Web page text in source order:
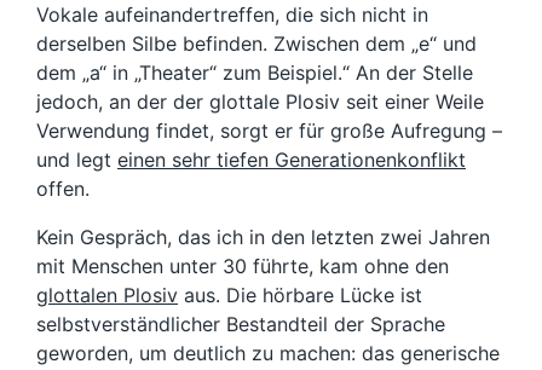
Vokale aufeinandertreffen, die sich nicht in
derselben Silbe befinden. Zwischen dem „e“ und
dem „a“ in „Theater“ zum Beispiel.“ An der Stelle
jedoch, an der der glottale Plosiv seit einer Weile
Verwendung findet, sorgt er für große Aufregung –
und legt einen sehr tiefen Generationenkonflikt
offen.
Kein Gespräch, das ich in den letzten zwei Jahren
mit Menschen unter 30 führte, kam ohne den
glottalen Plosiv aus. Die hörbare Lücke ist
selbstverständlicher Bestandteil der Sprache
geworden, um deutlich zu machen: das generische